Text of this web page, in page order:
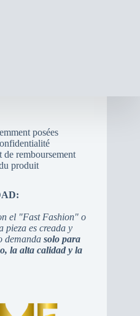
posées
remboursement
produit
el "Fast Fashion" o
pieza es creada y
demandasolo para
la alta calidad y la